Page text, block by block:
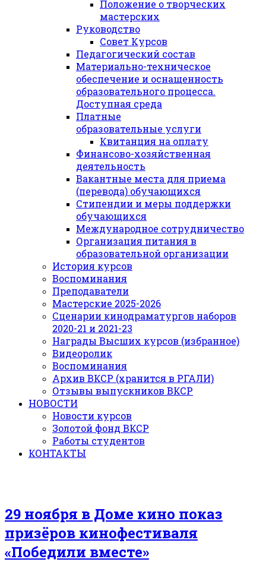
Положение о творческих
мастерских
Руководство
Совет Курсов
Педагогический состав
Материально-техническое
обеспечение и оснащенность
образовательного процесса.
Доступная среда
Платные
образовательные услуги
Квитанция на оплату
Финансово-хозяйственная
деятельность
Вакантные места для приема
(перевода) обучающихся
Стипендии и меры поддержки
обучающихся
Международное сотрудничество
Организация питания в
образовательной организации
История курсов
Воспоминания
Преподаватели
Мастерские 2025-2026
Сценарии кинодраматургов наборов
2020-21 и 2021-23
Награды Высших курсов (избранное)
Видеоролик
Воспоминания
Архив ВКСР (хранится в РГАЛИ)
Отзывы выпускников ВКСР
НОВОСТИ
Новости курсов
Золотой фонд ВКСР
Работы студентов
КОНТАКТЫ
29 ноября в Доме кино показ
призёров кинофестиваля
«Победили вместе»